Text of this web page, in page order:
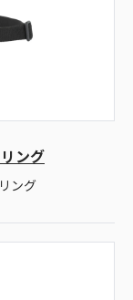
ング
ング